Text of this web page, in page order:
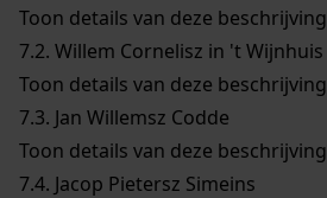
Toon details van deze beschrijving
7.2. Willem Cornelisz in 't Wijnhuis
Toon details van deze beschrijving
7.3. Jan Willemsz Codde
Toon details van deze beschrijving
7.4. Jacop Pietersz Simeins